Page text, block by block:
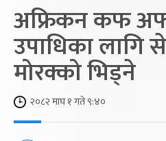
अफ्रिकन कफ
उपाधिका लागि
मोरक्को भिड्ने
२०८२ माघ १ गते ९:४०